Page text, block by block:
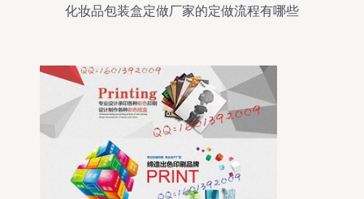
化妆品包装盒定做厂家的定做流程有哪些